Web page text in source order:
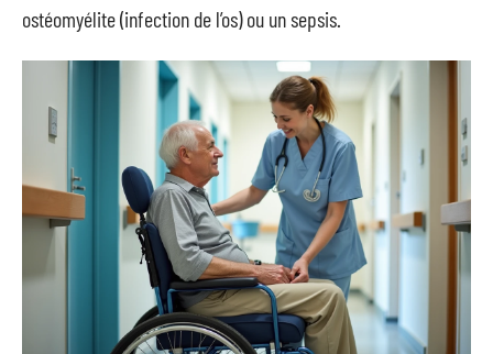
ostéomyélite (infection de l’os) ou un sepsis.